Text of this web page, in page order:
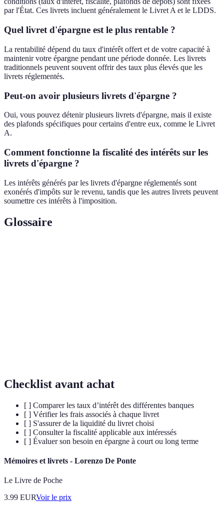
par l'État. Ces livrets incluent généralement le Livret A et le LDDS.
Quel livret d'épargne est le plus rentable ?
La rentabilité dépend du taux d'intérêt offert et de votre capacité à
maintenir votre épargne pendant une période donnée. Les livrets
traditionnels peuvent souvent offrir des taux plus élevés que les
livrets réglementés.
Peut-on avoir plusieurs livrets d'épargne ?
Oui, vous pouvez détenir plusieurs livrets d'épargne, mais il existe
des plafonds spécifiques pour certains d'entre eux, comme le Livret
A.
Comment fonctionne la fiscalité des intérêts sur les
livrets d'épargne ?
Les intérêts générés par les livrets d'épargne réglementés sont
exonérés d'impôts sur le revenu, tandis que les autres livrets peuvent
soumettre ces intérêts à l'imposition.
Glossaire
Checklist avant achat
[ ] Comparer les taux d’intérêt des différentes banques
[ ] Vérifier les frais associés à chaque livret
[ ] S'assurer de la liquidité du livret choisi
[ ] Consulter la fiscalité applicable aux intéressés
[ ] Évaluer son besoin en épargne à court ou long terme
Mémoires et livrets - Lorenzo De Ponte
Le Livre de Poche
3.99 EURVoir le prix